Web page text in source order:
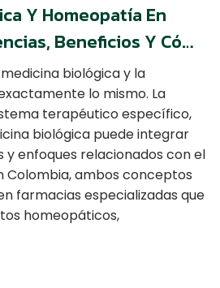
Y Homeopatía En
Beneficios Y Cómo
biológica y la
lo mismo. La
terapéutico específico,
biológica puede integrar
enfoques relacionados con el
Colombia, ambos conceptos
farmacias especializadas que
homeopáticos,